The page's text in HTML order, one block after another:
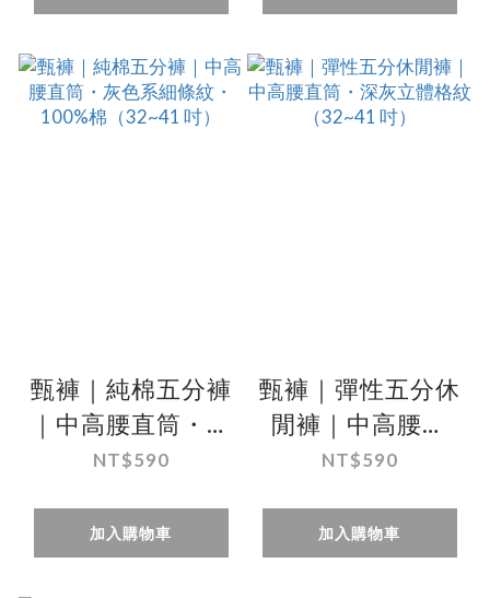
甄褲｜純棉五分褲
｜中高腰直筒・灰
色系細條紋・
吋）
NT$590
加入購物車
甄褲｜彈性五分休
閒褲｜中高腰直
筒・深灰立體格紋
NT$590
加入購物車